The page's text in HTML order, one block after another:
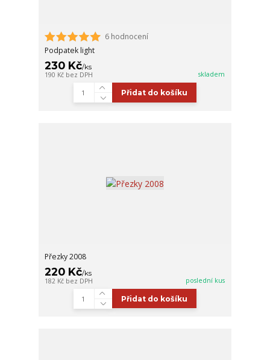
6 hodnocení
Podpatek light
230 Kč/ks
190 Kč bez DPH skladem
Přidat do košíku
Přezky 2008
220 Kč/ks
182 Kč bez DPH poslední kus
Přidat do košíku